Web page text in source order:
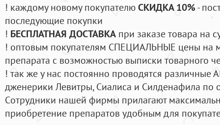
! каждому новому покупателюСКИДКА 10%-
последующие покупки
! БЕСПЛАТНАЯ ДОСТАВКА при заказе товара на
! оптовым покупателям СПЕЦИАЛЬНЫЕ цены на
препарата с возможностью выписки товарного
! так же у нас постоянно проводятся
дженерики Левитры, Сиалиса и Силденафила по
Cотрудники нашей фирмы прилагают
приобретение препаратов удобным для